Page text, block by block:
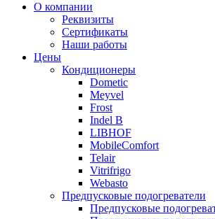
вверх
О компании
Реквизиты
Сертификаты
Наши работы
Цены
Кондиционеры
Dometic
Meyvel
Frost
Indel B
LIBHOF
MobileComfort
Telair
Vitrifrigo
Webasto
Предпусковые подогреватели
Предпусковые